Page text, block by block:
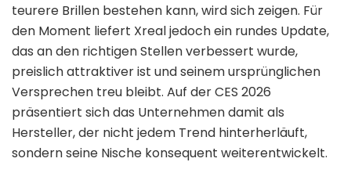
teurere Brillen bestehen kann, wird sich zeigen. Für
den Moment liefert Xreal jedoch ein rundes Update,
das an den richtigen Stellen verbessert wurde,
preislich attraktiver ist und seinem ursprünglichen
Versprechen treu bleibt. Auf der CES 2026
präsentiert sich das Unternehmen damit als
Hersteller, der nicht jedem Trend hinterherläuft,
sondern seine Nische konsequent weiterentwickelt.